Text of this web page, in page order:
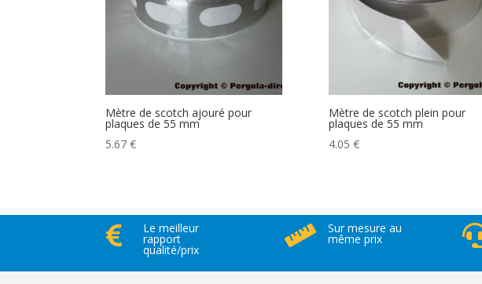
Mètre de scotch ajouré pour
plaques de 55 mm
5.67€
Mètre de scotch plein pour
plaques de 55 mm
4.05 €
 Le meilleur
rapport
qualité/prix
 Sur mesure au
même prix